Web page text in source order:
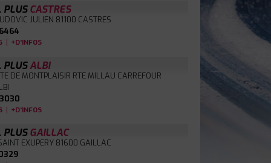
PLUSCASTRES
JULIEN 81100 CASTRES
| +D'INFOS
PLUSALBI
DE MONTPLAISIR RTE MILLAU CARREFOUR
| +D'INFOS
PLUSGAILLAC
EXUPERY 81600 GAILLAC